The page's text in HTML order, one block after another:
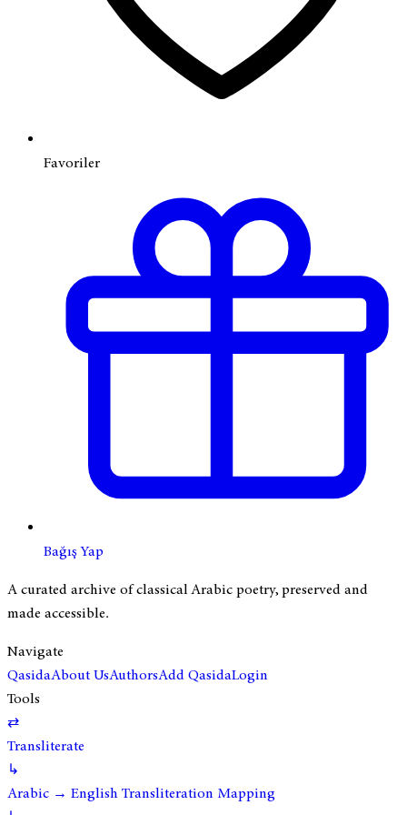
Favoriler
Bağış Yap
A curated archive of classical Arabic poetry, preserved and
made accessible.
Navigate
QasidaAbout UsAuthorsAdd QasidaLogin
Tools
⇄
Transliterate
↳
Arabic → English Transliteration Mapping